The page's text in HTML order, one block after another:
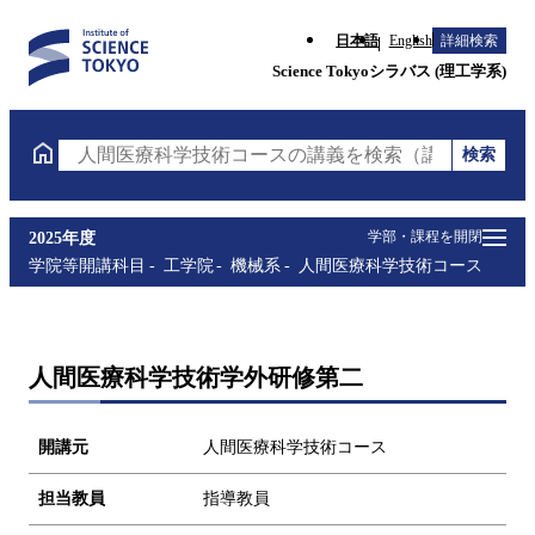
日本語 English 詳細検索
Science Tokyoシラバス (理工学系)
人間医療科学技術コースの講義を検索（講義名・科
検索
学部・課程を開閉
2025年度
学院等開講科目
工学院 機械系 人間医療科学技術コース
人間医療科学技術学外研修第二
開講元 人間医療科学技術コース
担当教員 指導教員